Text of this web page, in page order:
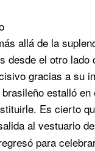
allá de la
desde el otro
gracias a su
estalló en
Es cierto
al vestuario
para